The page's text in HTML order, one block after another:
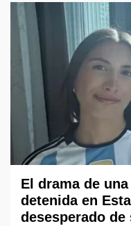
El drama de
detenida en
desesperado